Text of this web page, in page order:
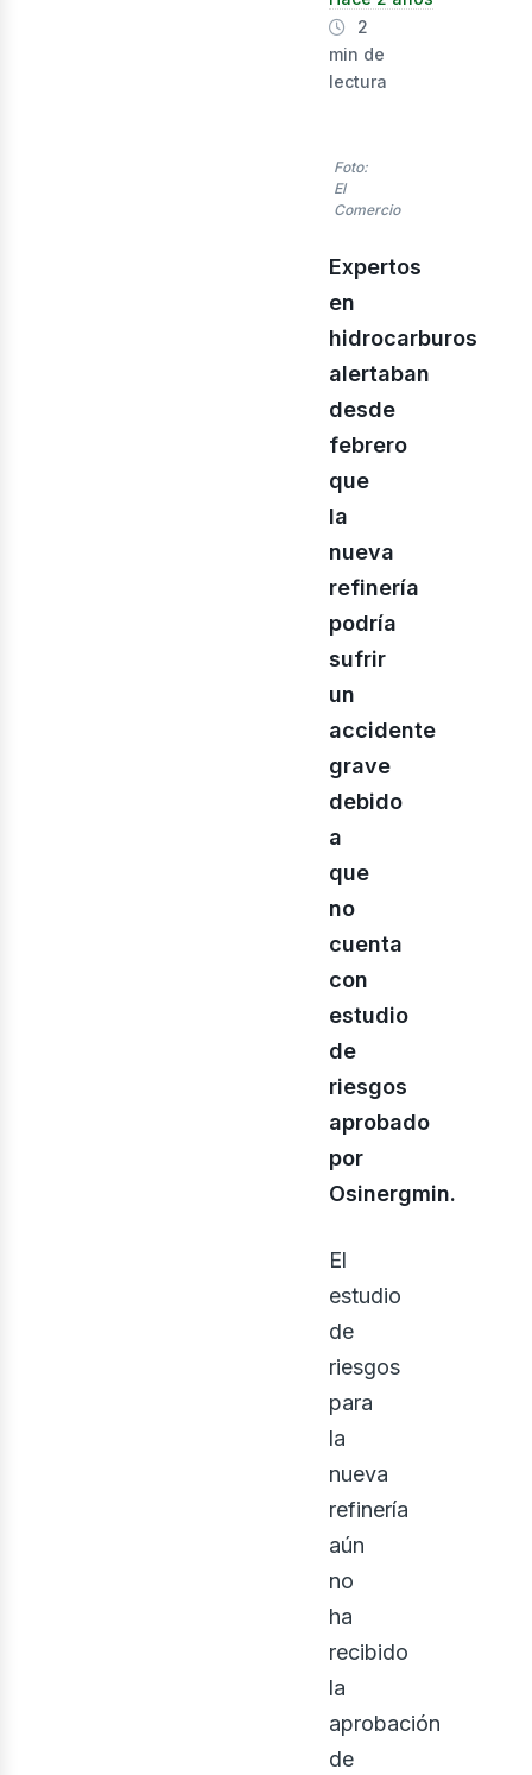
2
min de
lectura
Foto:
El
Comercio
Expertos
en
hidrocarburos
alertaban
desde
febrero
que
la
nueva
refinería
podría
sufrir
un
accidente
grave
debido
a
que
no
cuenta
con
estudio
de
riesgos
aprobado
por
Osinergmin.
El
estudio
de
riesgos
para
la
nueva
refinería
aún
no
ha
recibido
la
aprobación
de